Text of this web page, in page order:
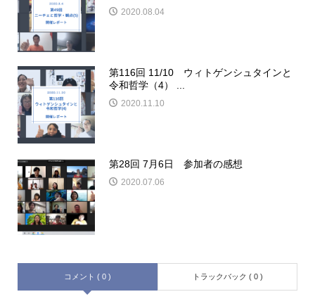
2020.08.04
第116回 11/10 ウィトゲンシュタインと
令和哲学（4） ...
2020.11.10
第28回 7月6日 参加者の感想
2020.07.06
コメント ( 0 ) トラックバック ( 0 )